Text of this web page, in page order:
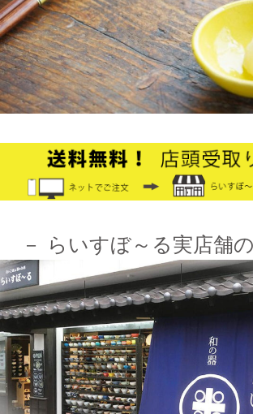
2024/12/4
オフィシャルショップがリニューアルしまし
適にお買い物をお楽しみいただけるよう、表
ました。みなさまのご利用をお待ちしておりま
2024/10/26
≪第1弾 公式Youtubeチャンネル お買い物モ
大募集☆≫ 詳しくはらいすぼ～るインスタグ
2024/3/12
≪テレビで紹介されました≫ 2021年7月12日
チ nice to people『春日井市・専門店』巡りで
んが白いごはん器のお店 らいすぼーる 春日井
ました。
2024/3/12
－ らいすぼ～る実店舗